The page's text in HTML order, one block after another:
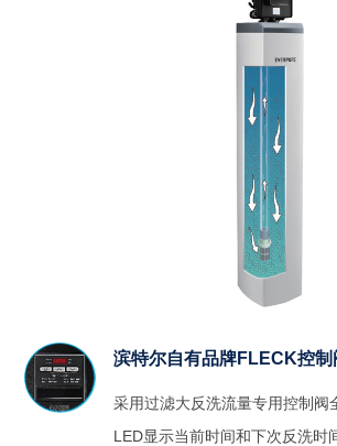
滨特尔自有品牌FLECK控制
采用过滤大反洗流量专用控制阀
LED显示当前时间和下次反洗时